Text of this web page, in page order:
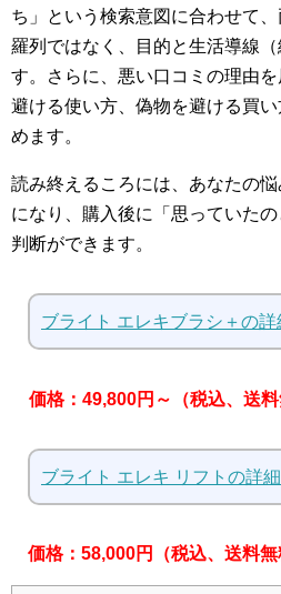
ち」という検索意図に合わせて
羅列ではなく、目的と生活導線
す。さらに、悪い口コミの理由
避ける使い方、偽物を避ける買
めます。
読み終えるころには、あなたの
になり、購入後に「思っていた
判断ができます。
ブライト エレキブラシ＋の詳
価格：49,800円～（税込、送
ブライト エレキ リフトの詳
価格：58,000円（税込、送料無